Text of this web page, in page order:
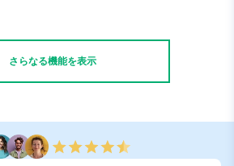
録します。
さらなる機能を表示